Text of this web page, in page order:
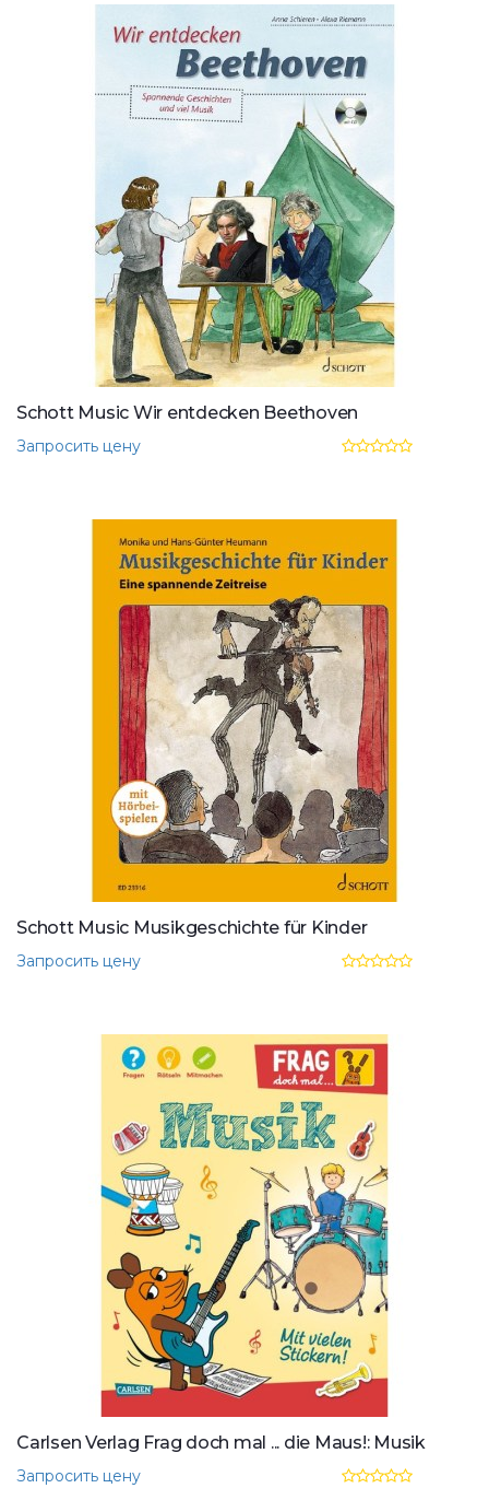
Schott Music Wir entdecken Beethoven
Запросить цену
Schott Music Musikgeschichte für Kinder
Запросить цену
Carlsen Verlag Frag doch mal ... die Maus!: Musik
Запросить цену